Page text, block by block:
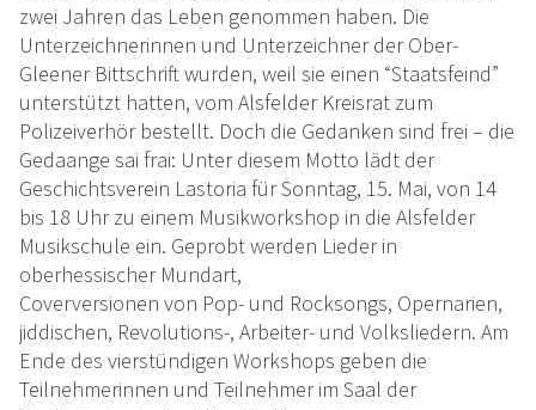
zwei Jahren das Leben genommen haben. Die
Unterzeichnerinnen und Unterzeichner der Ober-
Gleener Bittschrift wurden, weil sie einen “Staatsfeind”
unterstützt hatten, vom Alsfelder Kreisrat zum
Polizeiverhör bestellt. Doch die Gedanken sind frei – die
Gedaange sai frai: Unter diesem Motto lädt der
Geschichtsverein Lastoria für Sonntag, 15. Mai, von 14
bis 18 Uhr zu einem Musikworkshop in die Alsfelder
Musikschule ein. Geprobt werden Lieder in
oberhessischer Mundart,
Coverversionen von Pop- und Rocksongs, Opernarien,
jiddischen, Revolutions-, Arbeiter- und Volksliedern. Am
Ende des vierstündigen Workshops geben die
Teilnehmerinnen und Teilnehmer im Saal der